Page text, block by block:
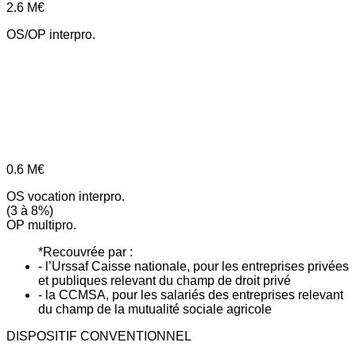
2.6 M€
OS/OP interpro.
0.6 M€
OS vocation interpro.
(3 à 8%)
OP multipro.
*Recouvrée par :
- l’Urssaf Caisse nationale, pour les entreprises privées
et publiques relevant du champ de droit privé
- la CCMSA, pour les salariés des entreprises relevant
du champ de la mutualité sociale agricole
DISPOSITIF CONVENTIONNEL